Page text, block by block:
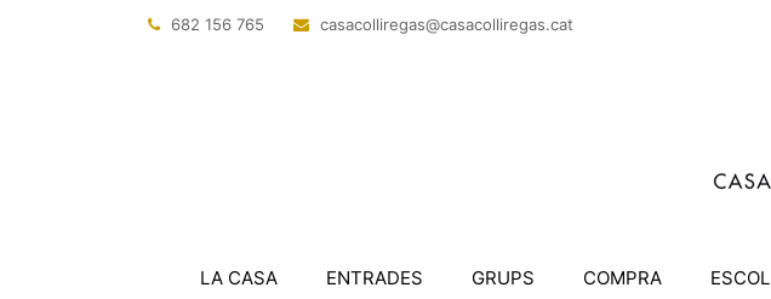
682 156 765 tac.sagerillocasac
@sagerillocasac
LA CASA ENTRADES GRUPS COMPRA